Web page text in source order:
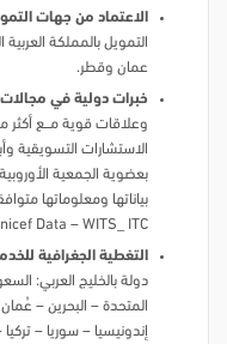
الاعتماد من جهات
التمويل بالمملكة
عمان وقطر.
خبرات دولية في
وعلاقات قوية مـــــع
الاستشارات التسويقية
Data – WITS_ ITC.
التغطية الجغرافية
دولة بالخليج العربي:
المتحدة – البحرين –
إندونيسيا – سوريا –